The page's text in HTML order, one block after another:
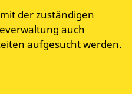
der zuständigen
auch
aufgesucht werden.